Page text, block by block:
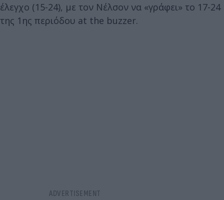
έλεγχο (15-24), με τον Νέλσον να «γράφει» το 17-24
της 1ης περιόδου at the buzzer.